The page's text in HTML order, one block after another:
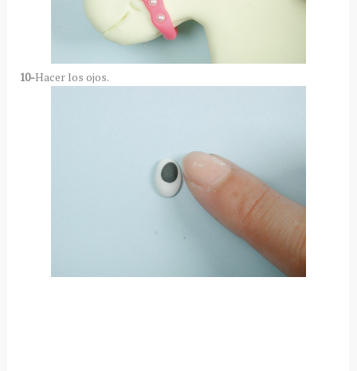
10-Hacer los ojos.